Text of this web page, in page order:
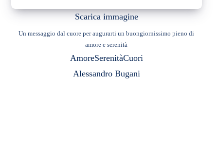
Scarica immagine
Un messaggio dal cuore per augurarti un buongiornissimo pieno di
amore e serenità
AmoreSerenitàCuori
Alessandro Bugani